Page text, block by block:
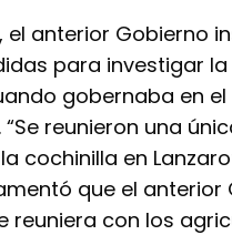
el anterior Gobierno
para investigar
gobernaba en
“Se reunieron una
cochinilla en
que el anterior
reuniera con los